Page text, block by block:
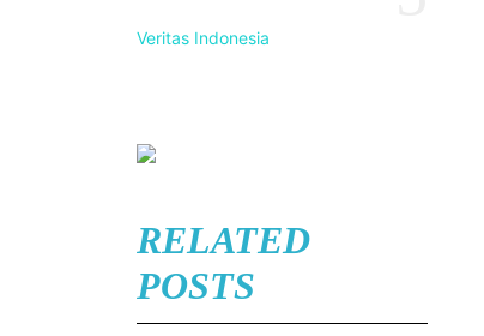
Veritas Indonesia
RELATED
POSTS